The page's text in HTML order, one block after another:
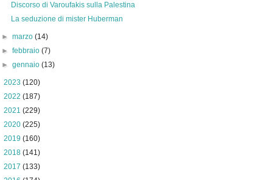
Discorso di Varoufakis sulla Palestina
La seduzione di mister Huberman
►marzo(14)
►febbraio(7)
►gennaio(13)
2023 (120)
2022 (187)
2021 (229)
2020 (225)
2019 (160)
2018 (141)
2017 (133)